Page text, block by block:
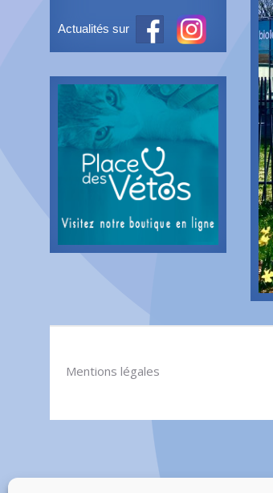
Actualités sur
Mentions légales